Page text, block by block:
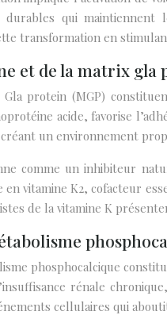
durables qui maintiennent
transformation en
et de la matrix
protein (MGP)
acide, favorise
un environnement
comme un inhibiteur
en vitamine K2, cofacteur
de la vitamine K
phosphocalcique
rénale
cellulaires qui